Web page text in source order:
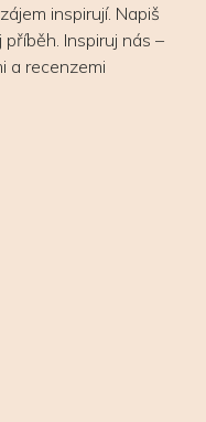
inspirují. Napiš
Inspiruj nás –
a recenzemi